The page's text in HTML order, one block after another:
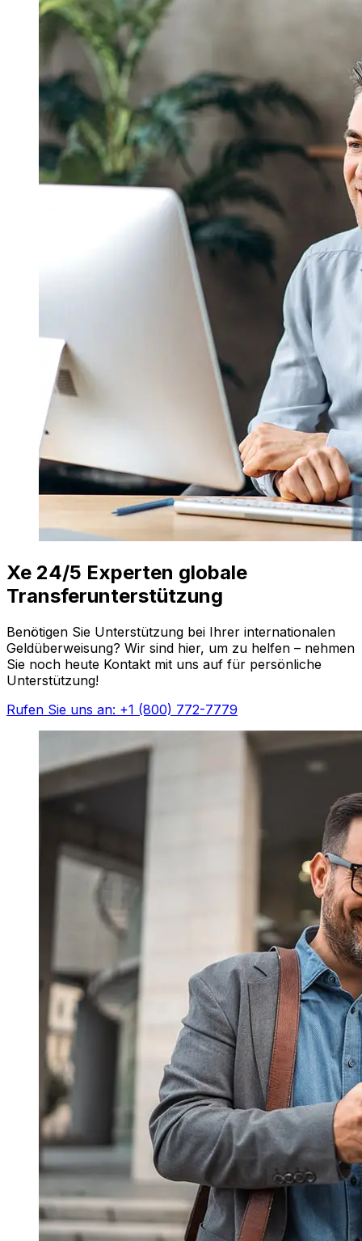
Xe 24/5 Experten globale
Transferunterstützung
Benötigen Sie Unterstützung bei Ihrer internationalen
Geldüberweisung? Wir sind hier, um zu helfen – nehmen
Sie noch heute Kontakt mit uns auf für persönliche
Unterstützung!
Rufen Sie uns an: +1 (800) 772-7779